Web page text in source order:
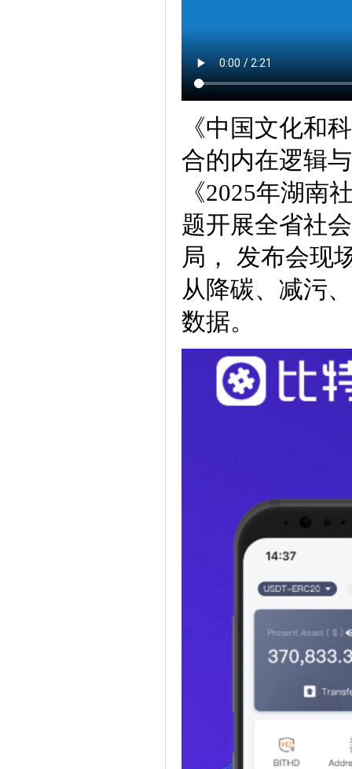
《中国文化和
合的内在逻辑
《2025年湖南
题开展全省社
局， 发布会现
从降碳、减污
数据。